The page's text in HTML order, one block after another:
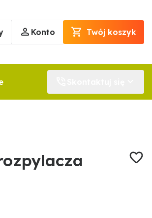
Konto Twój koszyk